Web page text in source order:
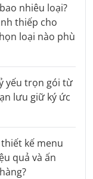
nhiêu loại?
thiếp cho
loại nào phù
yếu trọn gói từ
lưu giữ ký ức
kế menu
quả và ấn